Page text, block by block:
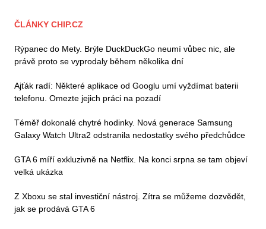
ČLÁNKY CHIP.CZ
Rýpanec do Mety. Brýle DuckDuckGo neumí vůbec nic, ale
právě proto se vyprodaly během několika dní
Ajťák radí: Některé aplikace od Googlu umí vyždímat baterii
telefonu. Omezte jejich práci na pozadí
Téměř dokonalé chytré hodinky. Nová generace Samsung
Galaxy Watch Ultra2 odstranila nedostatky svého předchůdce
GTA 6 míří exkluzivně na Netflix. Na konci srpna se tam objeví
velká ukázka
Z Xboxu se stal investiční nástroj. Zítra se můžeme dozvědět,
jak se prodává GTA 6